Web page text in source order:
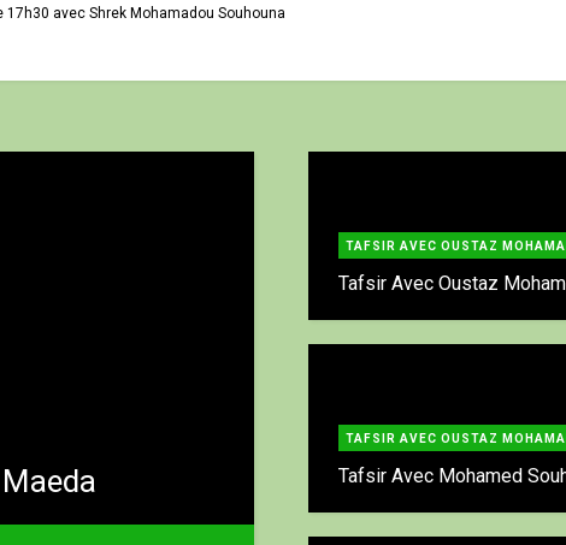
17h30 avec Shrek Mohamadou Souhouna
avec Shrek Mohamadou Makiou Dramé
Tafsir Avec Oustaz
Tafsir Avec Mohamed